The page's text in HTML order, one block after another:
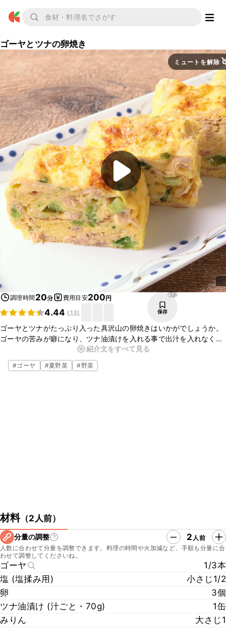
ゴーヤとツナの卵焼き
ミュートを解除
調理時間 20分 費用目安200円
4.44 (13)
472
保存
ゴーヤとツナがたっぷり入った具沢山の卵焼きはいかがでしょうか。
ゴーヤの苦みが癖になり、ツナ油漬けを入れる事で出汁を入れなくて
も旨味が効いた一品になります。いつもの卵焼きに飽きたら是非作っ
てみてくださいね。
紹介文をすべて見る
#ゴーヤ #夏野菜 #野菜
材料（2人前）
分量の調整 2 人前
人数に合わせて分量を調整できます。料理の時間や火加減など、手順も分量に合
わせて調整してくださいね。
ゴーヤ
1/3本
塩 (塩揉み用)
小さじ1/2
卵
3個
ツナ油漬け (汁ごと・70g)
1缶
みりん
大さじ1